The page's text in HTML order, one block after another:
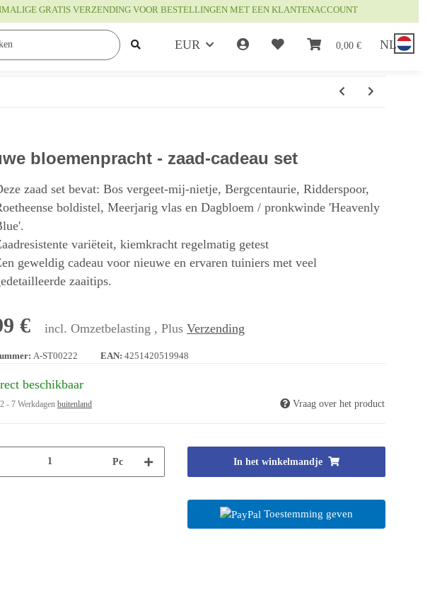
GRATIS VERZENDING VOOR BESTELLINGEN MET EEN KLANTENACCOUNT
EUR 0,00 € NL
bloemenpracht - zaad-cadeau set
zaad set bevat: Bos vergeet-mij-nietje, Bergcentaurie, Ridderspoor,
boldistel, Meerjarig vlas en Dagbloem / pronkwinde 'Heavenly
variëteit, kiemkracht regelmatig getest
geweldig cadeau voor nieuwe en ervaren tuiniers met veel
zaaitips.
€ incl. Omzetbelasting , Plus Verzending
A-ST00222 EAN: 4251420519948
beschikbaar
2 - 7 Werkdagen buitenland Vraag over het product
Pc In het winkelmandje
Toestemming geven